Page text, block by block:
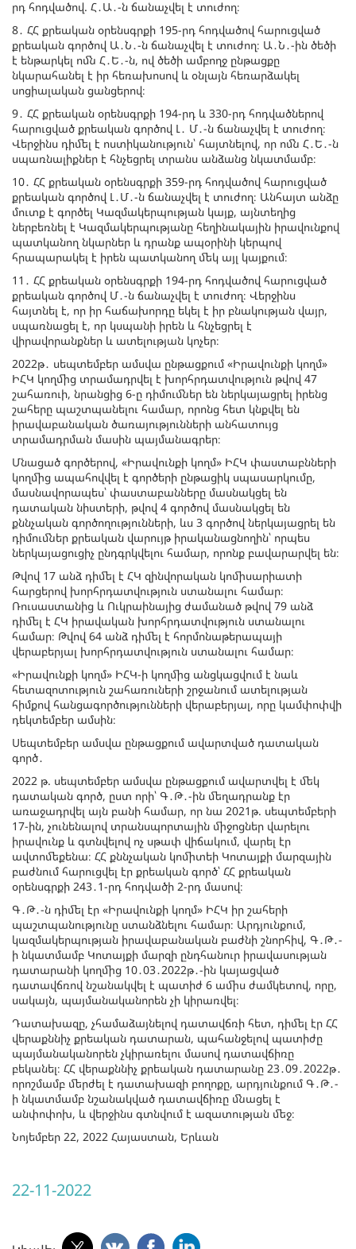
րդ հոդվածով. Հ․Ա․-ն ճանաչվել է տուժող։
8․ ՀՀ քրեական օրենսգրքի 195-րդ հոդվածով հարուցված
քրեական գործով Ա․Ն․-ն ճանաչվել է տուժող։ Ա․Ն․-ին ծեծի
է ենթարկել ոմն Հ․Ե․-ն, ով ծեծի ամբողջ ընթացքը
նկարահանել է իր հեռախոսով և օնլայն հեռարձակել
սոցիալական ցանցերով։
9․ ՀՀ քրեական օրենսգրքի 194-րդ և 330-րդ հոդվածներով
հարուցված քրեական գործով Լ․ Մ․-ն ճանաչվել է տուժող։
Վերջինս դիմել է ոստիկանություն՝ հայտնելով, որ ոմն Հ․Ե․-ն
սպառնալիքներ է հնչեցրել տրանս անձանց նկատմամբ։
10․ ՀՀ քրեական օրենսգրքի 359-րդ հոդվածով հարուցված
քրեական գործով Լ․Մ․-ն ճանաչվել է տուժող։ Անհայտ անձը
մուտք է գործել Կազմակերպության կայք, այնտեղից
ներբեռնել է Կազմակերպությանը հեղինակային իրավունքով
պատկանող նկարներ և դրանք ապօրինի կերպով
հրապարակել է իրեն պատկանող մեկ այլ կայքում։
11․ ՀՀ քրեական օրենսգրքի 194-րդ հոդվածով հարուցված
քրեական գործով Մ․-ն ճանաչվել է տուժող։ Վերջինս
հայտնել է, որ իր հաճախորդը եկել է իր բնակության վայր,
սպառնացել է, որ կսպանի իրեն և հնչեցրել է
վիրավորանքներ և ատելության կոչեր։
2022թ․ սեպտեմբեր ամսվա ընթացքում «Իրավունքի կողմ»
ԻՀԿ կողմից տրամադրվել է խորհրդատվություն թվով 47
շահառուի, նրանցից 6-ը դիմումներ են ներկայացրել իրենց
շահերը պաշտպանելու համար, որոնց հետ կնքվել են
իրավաբանական ծառայությունների անհատույց
տրամադրման մասին պայմանագրեր։
Մնացած գործերով, «Իրավունքի կողմ» ԻՀԿ փաստաբնների
կողմից ապահովվել է գործերի ընթացիկ սպասարկումը,
մասնավորապես՝ փաստաբանները մասնակցել են
դատական նիստերի, թվով 4 գործով մասնակցել են
քննչական գործողությունների, ևս 3 գործով ներկայացրել են
դիմումներ քրեական վարույթ իրականացնողին՝ որպես
ներկայացուցիչ ընդգրկվելու համար, որոնք բավարարվել են։
Թվով 17 անձ դիմել է ՀԿ զինվորական կոմիսարիատի
հարցերով խորհրդատվություն ստանալու համար։
Ռուսաստանից և Ուկրաինայից ժամանած թվով 79 անձ
դիմել է ՀԿ իրավական խորհրդատվություն ստանալու
համար։ Թվով 64 անձ դիմել է հորմոնաթերապայի
վերաբերյալ խորհրդատվություն ստանալու համար։
«Իրավունքի կողմ» ԻՀԿ-ի կողմից անցկացվում է նաև
հետազոտություն շահառուների շրջանում ատելության
հիմքով հանցագործությունների վերաբերյալ, որը կամփոփվի
դեկտեմբեր ամսին։
Սեպտեմբեր ամսվա ընթացքում ավարտված դատական
գործ․
2022 թ. սեպտեմբեր ամսվա ընթացքում ավարտվել է մեկ
դատական գործ, ըստ որի՝ Գ․Թ․-ին մեղադրանք էր
առաջադրվել այն բանի համար, որ նա 2021թ. սեպտեմբերի
17-ին, չունենալով տրանսպորտային միջոցներ վարելու
իրավունք և գտնվելով ոչ սթափ վիճակում, վարել էր
ավտոմեքենա։ ՀՀ քննչական կոմիտեի Կոտայքի մարզային
բաժնում հարուցվել էր քրեական գործ՝ ՀՀ քրեական
օրենսգրքի 243․1-րդ հոդվածի 2-րդ մասով։
Գ․Թ․-ն դիմել էր «Իրավունքի կողմ» ԻՀԿ իր շահերի
պաշտպանությունը ստանձնելու համար։ Արդյունքում,
կազմակերպության իրավաբանական բաժնի շնորհիվ, Գ․Թ․-
ի նկատմամբ Կոտայքի մարզի ընդհանուր իրավասության
դատարանի կողմից 10․03․2022թ․-ին կայացված
դատավճռով նշանակվել է պատիժ 6 ամիս ժամկետով, որը,
սակայն, պայմանականորեն չի կիրառվել։
Դատախազը, չհամաձայնելով դատավճռի հետ, դիմել էր ՀՀ
վերաքննիչ քրեական դատարան, պահանջելով պատիժը
պայմանականորեն չկիրառելու մասով դատավճիռը
բեկանել։ ՀՀ վերաքննիչ քրեական դատարանը 23․09․2022թ․
որոշմամբ մերժել է դատախազի բողոքը, արդյունքում Գ․Թ․-
ի նկատմամբ նշանակված դատավճիռը մնացել է
անփոփոխ, և վերջինս գտնվում է ազատության մեջ։
Նոյեմբեր 22, 2022 Հայաստան, Երևան
22-11-2022